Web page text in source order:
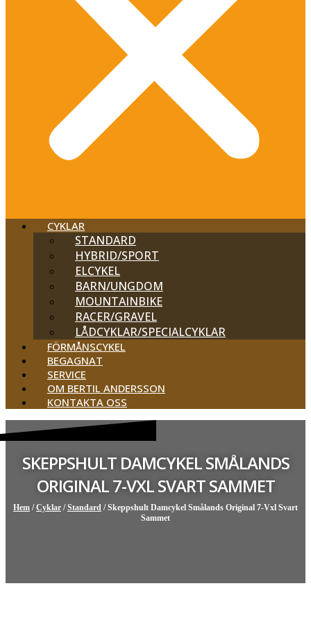
CYKLAR
STANDARD
HYBRID/SPORT
ELCYKEL
BARN/UNGDOM
MOUNTAINBIKE
RACER/GRAVEL
LÅDCYKLAR/SPECIALCYKLAR
FÖRMÅNSCYKEL
BEGAGNAT
SERVICE
OM BERTIL ANDERSSON
KONTAKTA OSS
SKEPPSHULT DAMCYKEL SMÅLANDS
ORIGINAL 7-VXL SVART SAMMET
Hem /Cyklar /Standard / Skeppshult Damcykel Smålands Original 7-Vxl Svart
Sammet